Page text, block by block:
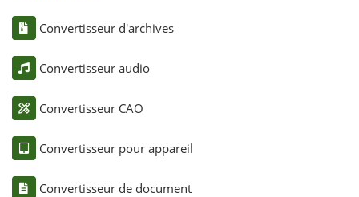
Convertisseur d'archives
Convertisseur audio
Convertisseur CAO
Convertisseur pour appareil
Convertisseur de document